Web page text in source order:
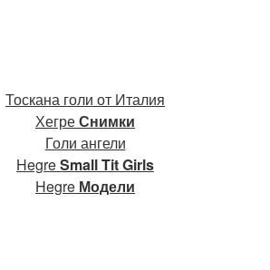
Тоскана голи от Италия
ХегреСнимки
Голи ангели
HegreSmall Tit Girls
Hegre Модели